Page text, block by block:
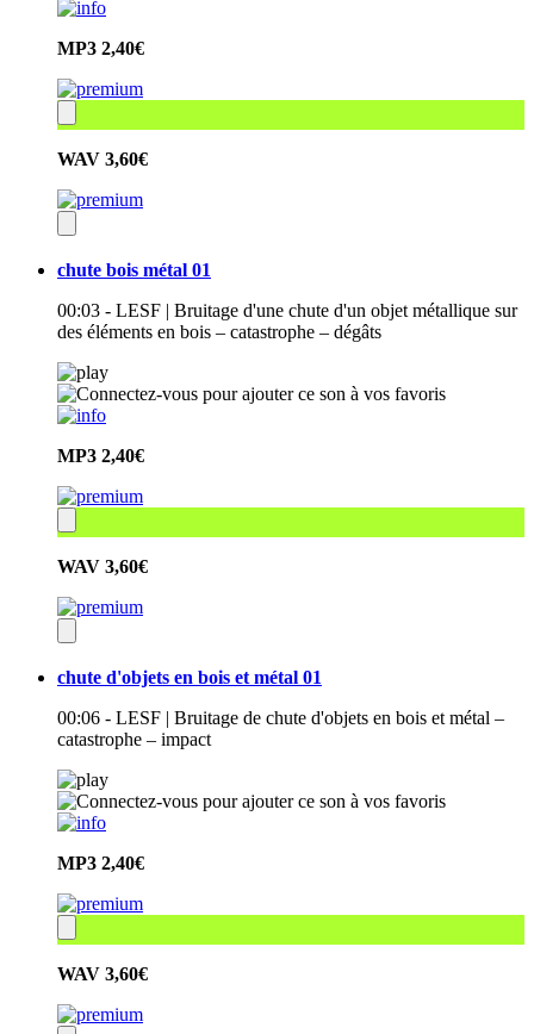
MP3 2,40€
WAV 3,60€
chute bois métal 01
00:03 - LESF | Bruitage d'une chute d'un objet métallique sur
des éléments en bois – catastrophe – dégâts
MP3 2,40€
WAV 3,60€
chute d'objets en bois et métal 01
00:06 - LESF | Bruitage de chute d'objets en bois et métal –
catastrophe – impact
MP3 2,40€
WAV 3,60€